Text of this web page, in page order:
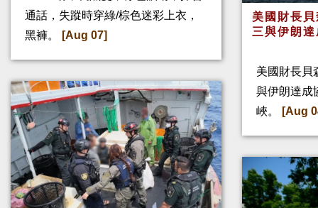
通話，失蹤時穿綠/棕色迷彩上衣，
黑褲。
[Aug 07]
美國財長
三與伊朗
美國財長貝
與伊朗達成
峽。
[Aug